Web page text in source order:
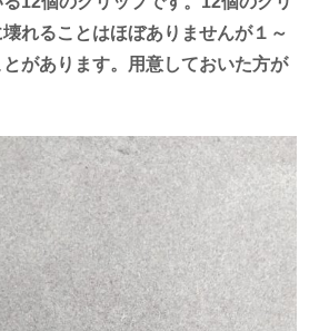
れることはほぼありませんが１～
があります。用意しておいた方が